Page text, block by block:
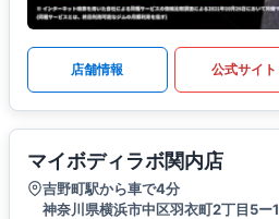
店舗情報 公式サイト
マイボディラボ関内店
吉野町駅から車で4分
神奈川県横浜市中区羽衣町2丁目5ー1